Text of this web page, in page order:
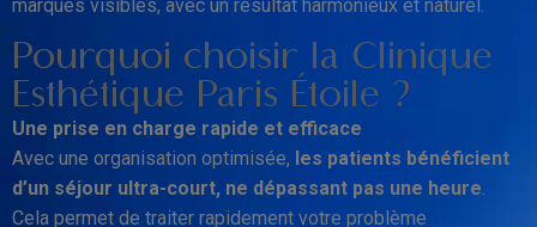
marques visibles, avec un résultat harmonieux et naturel.
Pourquoi choisir la Clinique
Esthétique Paris Étoile ?
Une prise en charge rapide et efficace
Avec une organisation optimisée, les patients bénéficient
d’un séjour ultra-court, ne dépassant pas une heure.
Cela permet de traiter rapidement votre problème